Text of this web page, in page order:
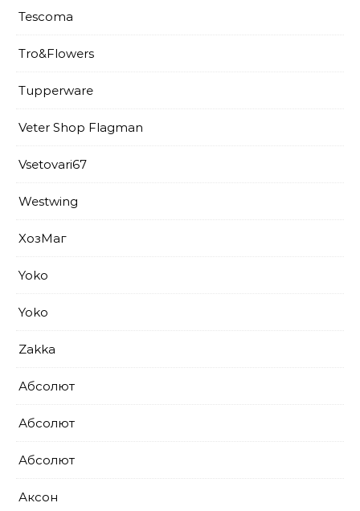
Tescoma
Tro&Flowers
Tupperware
Veter Shop Flagman
Vsetovari67
Westwing
XoзМаг
Yoko
Yoko
Zakka
Абсолют
Абсолют
Абсолют
Аксон